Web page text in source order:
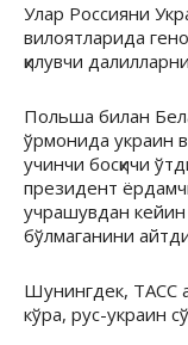
Улар Россияни
вилоятларида
қилувчи
Польша билан
ўрмонида украин
учинчи босқичи
президент
учрашувдан кейин
бўлмаганини
Шунингдек, ТАСС
кўра, рус-украин